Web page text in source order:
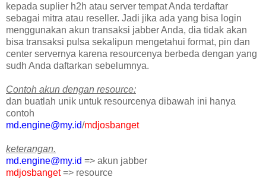
kepada suplier h2h atau server tempat Anda terdaftar
sebagai mitra atau reseller. Jadi jika ada yang bisa login
menggunakan akun transaksi jabber Anda, dia tidak akan
bisa transaksi pulsa sekalipun mengetahui format, pin dan
center servernya karena resourcenya berbeda dengan yang
sudh Anda daftarkan sebelumnya.
Contoh akun dengan resource:
dan buatlah unik untuk resourcenya dibawah ini hanya
contoh
md.engine@my.id/mdjosbanget
keterangan.
md.engine@my.id => akun jabber
mdjosbanget=> resource